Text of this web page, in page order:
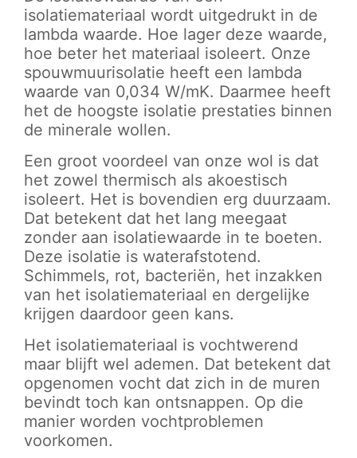
isolatiemateriaal wordt uitgedrukt in de
lambda waarde. Hoe lager deze waarde,
hoe beter het materiaal isoleert. Onze
spouwmuurisolatie heeft een lambda
waarde van 0,034 W/mK. Daarmee heeft
het de hoogste isolatie prestaties binnen
de minerale wollen.
Een groot voordeel van onze wol is dat
het zowel thermisch als akoestisch
isoleert. Het is bovendien erg duurzaam.
Dat betekent dat het lang meegaat
zonder aan isolatiewaarde in te boeten.
Deze isolatie is waterafstotend.
Schimmels, rot, bacteriën, het inzakken
van het isolatiemateriaal en dergelijke
krijgen daardoor geen kans.
Het isolatiemateriaal is vochtwerend
maar blijft wel ademen. Dat betekent dat
opgenomen vocht dat zich in de muren
bevindt toch kan ontsnappen. Op die
manier worden vochtproblemen
voorkomen.